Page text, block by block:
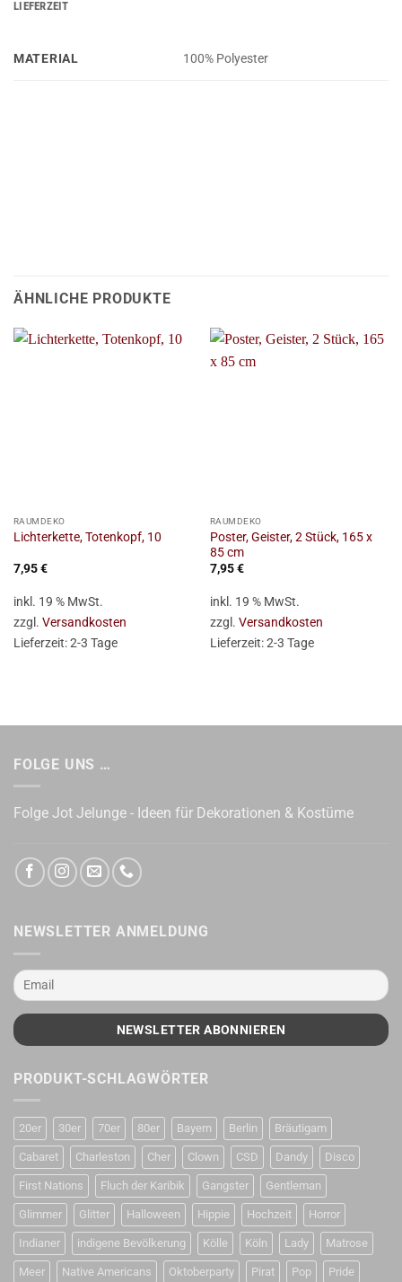
LIEFERZEIT
MATERIAL 100% Polyester
ÄHNLICHE PRODUKTE
RAUMDEKO
Lichterkette, Totenkopf, 10
7,95€
inkl. 19 % MwSt.
zzgl. Versandkosten
Lieferzeit:2-3 Tage
RAUMDEKO
Poster, Geister, 2 Stück, 165 x
85 cm
7,95€
inkl. 19 % MwSt.
zzgl. Versandkosten
Lieferzeit:2-3 Tage
FOLGE UNS …
Folge Jot Jelunge - Ideen für Dekorationen & Kostüme
NEWSLETTER ANMELDUNG
PRODUKT-SCHLAGWÖRTER
20er 30er 70er 80er Bayern Berlin Bräutigam
Cabaret Charleston Cher Clown CSD Dandy Disco
First Nations Fluch der Karibik Gangster Gentleman
Glimmer Glitter Halloween Hippie Hochzeit Horror
Indianer indigene Bevölkerung Kölle Köln Lady Matrose
Meer Native Americans Oktoberparty Pirat Pop Pride